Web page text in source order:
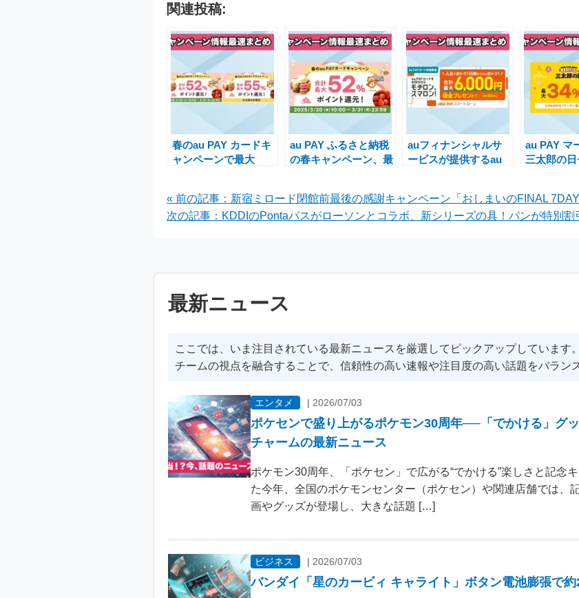
関連投稿:
春のau PAY カードキ
ャンペーンで最大
チャンス
au PAY ふるさと納税
の春キャンペーン、最
auフィナンシャルサ
ービスが提供するau
円現金プレゼントキャ
ンペーン
au PAY マ
三太郎の
母の日ギ
購入可能
« 前の記事：新宿ミロード閉館前最後の感謝キャンペーン「おしまいのFINAL
次の記事：KDDIのPontaパスがローソンとコラボ、新シリーズの具！パンが特別割
最新ニュース
ここでは、いま注目されている最新ニュースを厳選してピックアップしています
チームの視点を融合することで、信頼性の高い速報や注目度の高い話題をバラン
エンタメ | 2026/07/03
ポケセンで盛り上がるポケモン30周年──「でかける」グ
チャームの最新ニュース
ポケモン30周年、「ポケセン」で広がる“でかける”楽しさと記念
た今年、全国のポケモンセンター（ポケセン）や関連店舗では、
画やグッズが登場し、大きな話題 […]
ビジネス | 2026/07/03
バンダイ「星のカービィ キャライト」ボタン電池膨張で